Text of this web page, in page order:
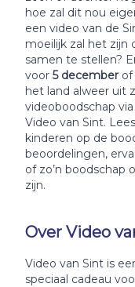
hoe zal dit nou
een video van de
moeilijk zal het zijn
samen te stellen?
voor 5 decemberof
het land alweer uit
videoboodschap
Video van Sint.
kinderen op de
beoordelingen,
of zo’n boodschap
zijn.
Over Video
Video van Sint is
speciaal cadeau